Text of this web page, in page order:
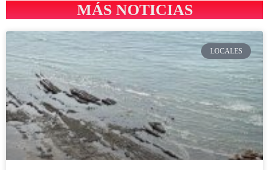
MÁS NOTICIAS
LOCALES